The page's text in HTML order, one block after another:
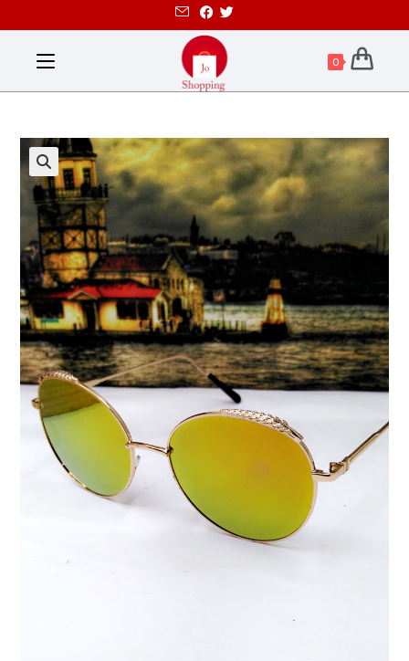
0
تخفيض!